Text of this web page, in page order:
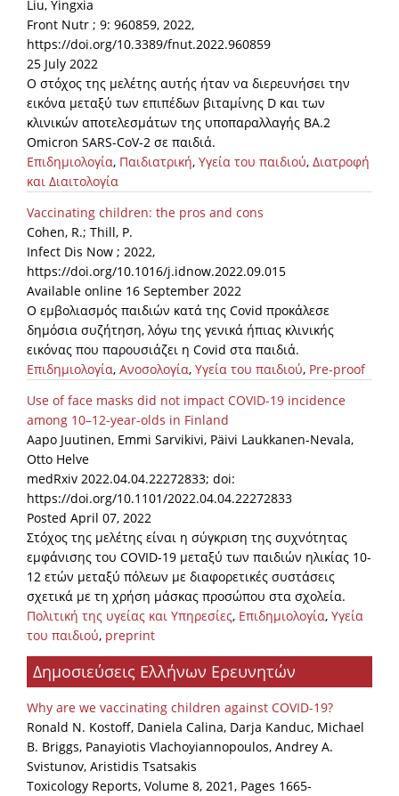
Liu, Yingxia
Front Nutr ; 9: 960859, 2022,
https://doi.org/10.3389/fnut.2022.960859
25 July 2022
Ο στόχος της μελέτης αυτής ήταν να διερευνήσει την
εικόνα μεταξύ των επιπέδων βιταμίνης D και των
κλινικών αποτελεσμάτων της υποπαραλλαγής BA.2
Omicron SARS-CoV-2 σε παιδιά.
Επιδημιολογία, Παιδιατρική, Υγεία του παιδιού, Διατροφή
και Διαιτολογία
Vaccinating children: the pros and cons
Cohen, R.; Thill, P.
Infect Dis Now ; 2022,
https://doi.org/10.1016/j.idnow.2022.09.015
Available online 16 September 2022
Ο εμβολιασμός παιδιών κατά της Covid προκάλεσε
δημόσια συζήτηση, λόγω της γενικά ήπιας κλινικής
εικόνας που παρουσιάζει η Covid στα παιδιά.
Επιδημιολογία, Ανοσολογία, Υγεία του παιδιού, Pre-proof
Use of face masks did not impact COVID-19 incidence
among 10–12-year-olds in Finland
Aapo Juutinen, Emmi Sarvikivi, Päivi Laukkanen-Nevala,
Otto Helve
medRxiv 2022.04.04.22272833; doi:
https://doi.org/10.1101/2022.04.04.22272833
Posted April 07, 2022
Στόχος της μελέτης είναι η σύγκριση της συχνότητας
εμφάνισης του COVID-19 μεταξύ των παιδιών ηλικίας 10-
12 ετών μεταξύ πόλεων με διαφορετικές συστάσεις
σχετικά με τη χρήση μάσκας προσώπου στα σχολεία.
Πολιτική της υγείας και Υπηρεσίες, Επιδημιολογία, Υγεία
του παιδιού, preprint
Δημοσιεύσεις Ελλήνων Ερευνητών
Why are we vaccinating children against COVID-19?
Ronald N. Kostoff, Daniela Calina, Darja Kanduc, Michael
B. Briggs, Panayiotis Vlachoyiannopoulos, Andrey A.
Svistunov, Aristidis Tsatsakis
Toxicology Reports, Volume 8, 2021, Pages 1665-